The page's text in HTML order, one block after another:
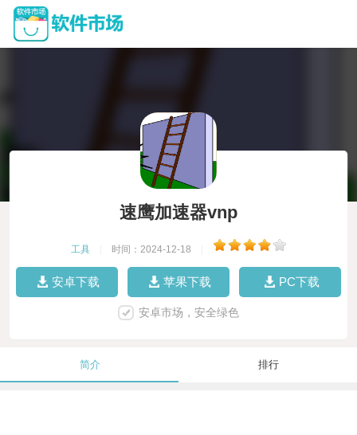
速鹰加速器vnp
工具 时间：2024-12-18
安卓下载 苹果下载 PC下载
安卓市场，安全绿色
简介 排行